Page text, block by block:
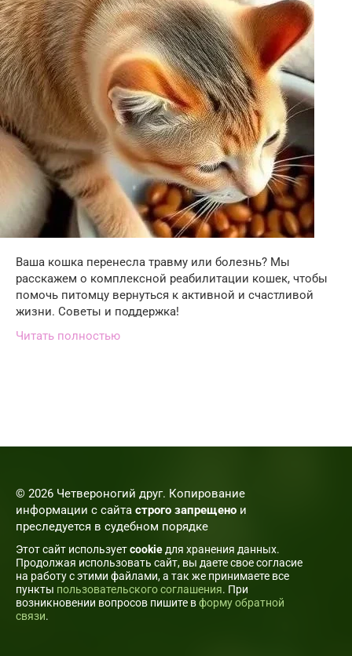
Ваша кошка перенесла травму или болезнь? Мы
расскажем о комплексной реабилитации кошек, чтобы
помочь питомцу вернуться к активной и счастливой
жизни. Советы и поддержка!
Читать полностью
© 2026 Четвероногий друг. Копирование
информации с сайта строго запрещено и
преследуется в судебном порядке
Этот сайт используетcookie для хранения данных.
Продолжая использовать сайт, вы даете свое согласие
на работу с этими файлами, а так же принимаете все
пункты пользовательского соглашения. При
возникновении вопросов пишите вформу обратной
связи.